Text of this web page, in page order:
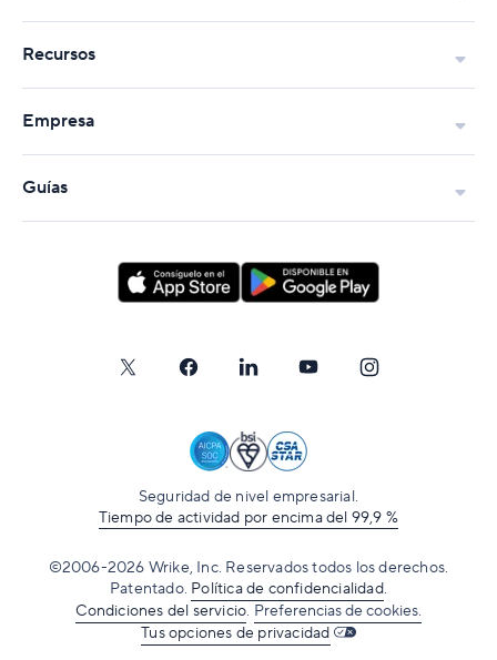
Recursos
Empresa
Guías
Seguridad de nivel empresarial.
Tiempo de actividad por encima del 99,9 %
©2006-2026 Wrike, Inc. Reservados todos los derechos.
Patentado. Política de confidencialidad.
Condiciones del servicio. Preferencias de cookies.
Tus opciones de privacidad